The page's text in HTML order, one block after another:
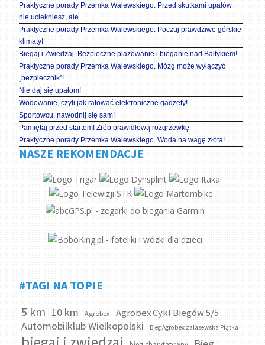
Praktyczne porady Przemka Walewskiego. Przed skutkami upałów
nie uciekniesz, ale …
Praktyczne porady Przemka Walewskiego. Poczuj prawdziwe górskie
klimaty!
Biegaj i Zwiedzaj. Bezpieczne plażowanie i bieganie nad Bałtykiem!
Praktyczne porady Przemka Walewskiego. Mózg może wyłączyć
„bezpiecznik”!
Nie daj się upałom!
Wodowanie, czyli jak ratować elektroniczne gadżety!
Sportowcu, nawodnij się sam!
Pamiętaj przed startem! Zrób prawidłową rozgrzewkę.
Praktyczne porady Przemka Walewskiego. Woda na wagę złota!
NASZE REKOMENDACJE
#TAGI NA TOPIE
5 km 10 km Agrobex Agrobex Cykl Biegów 5/5
Automobilklub Wielkopolski Bieg Agrobex zalasewska Piątka